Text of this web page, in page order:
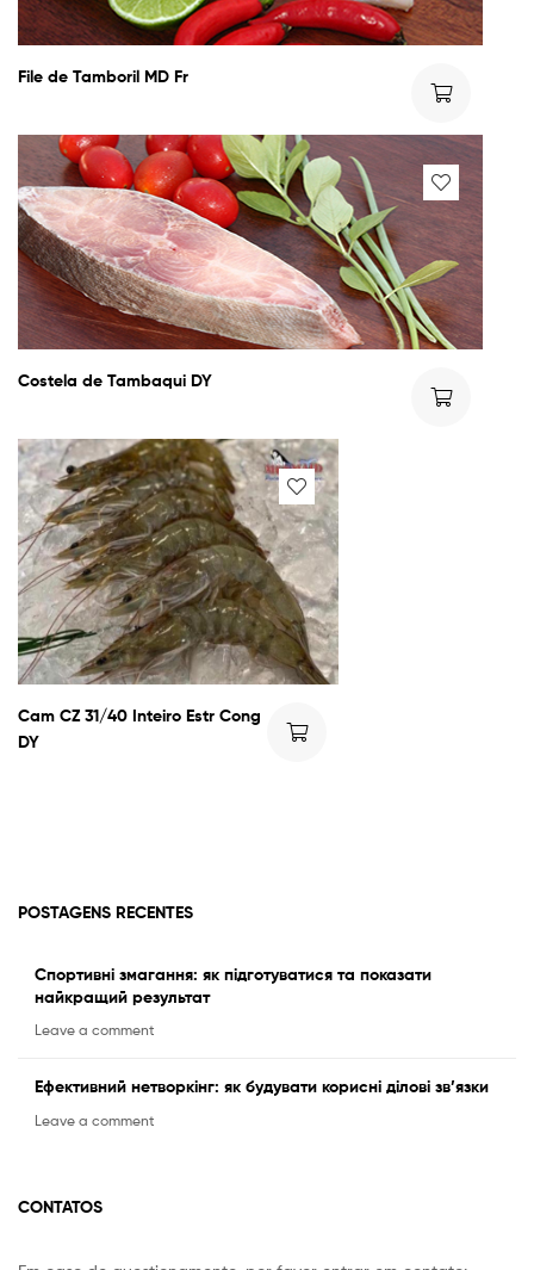
File de Tamboril MD Fr
Costela de Tambaqui DY
Cam CZ 31/40 Inteiro Estr Cong
DY
POSTAGENS RECENTES
Спортивні змагання: як підготуватися та показати
найкращий результат
Leave a comment
Ефективний нетворкінг: як будувати корисні ділові зв’язки
Leave a comment
CONTATOS